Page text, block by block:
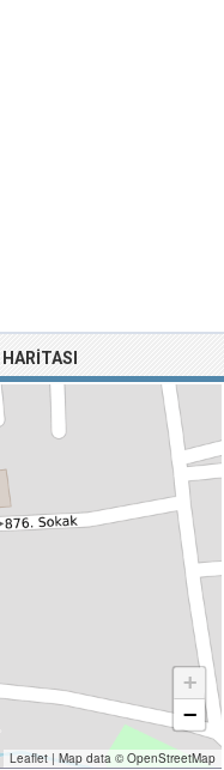
+
−
Leaflet | Map data ©OpenStreetMap